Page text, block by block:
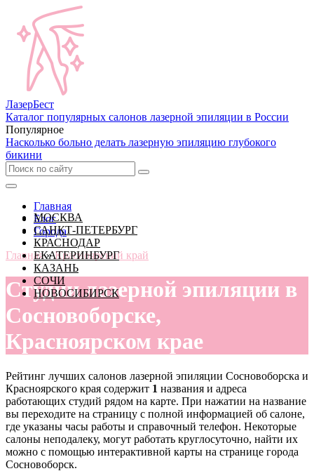
ЛазерБест
Каталог популярных салонов лазерной эпиляции в России
Популярное
Насколько больно делать лазерную эпиляцию глубокого
бикини
МОСКВА
САНКТ-ПЕТЕРБУРГ
КРАСНОДАР
ЕКАТЕРИНБУРГ
КАЗАНЬ
СОЧИ
НОВОСИБИРСК
Главная
Блог
Города
Главная » Красноярский край
Студии лазерной эпиляции в
Сосновоборске,
Красноярском крае
Рейтинг лучших салонов лазерной эпиляции Сосновоборска и
Красноярского края содержит 1 названия и адреса
работающих студий рядом на карте. При нажатии на название
вы переходите на страницу с полной информацией об салоне,
где указаны часы работы и справочный телефон. Некоторые
салоны неподалеку, могут работать круглосуточно, найти их
можно с помощью интерактивной карты на странице города
Сосновоборск.